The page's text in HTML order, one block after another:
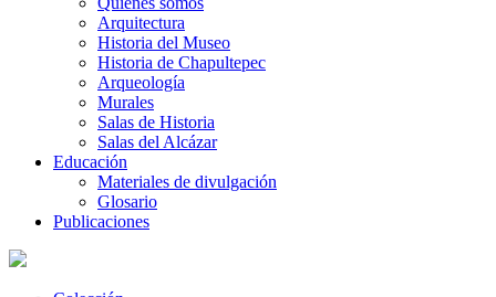
Arquitectura
Historia del Museo
Historia de Chapultepec
Arqueología
Murales
Salas de Historia
Salas del Alcázar
Educación
Materiales de divulgación
Glosario
Publicaciones